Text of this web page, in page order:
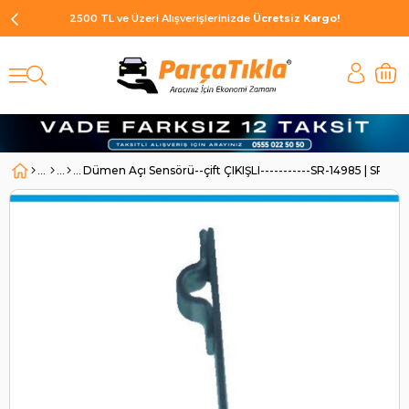
2500 TL ve Üzeri Alışverişlerinizde Ücretsiz Kargo!
Dümen Açı Sensörü--çift ÇIKIŞLI-----------SR-14985 | SR